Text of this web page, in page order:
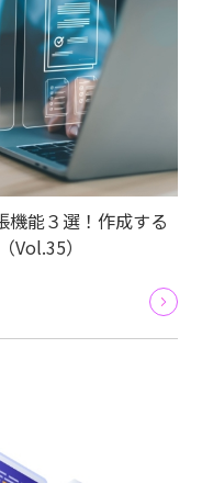
能３選！作成する
Vol.35）